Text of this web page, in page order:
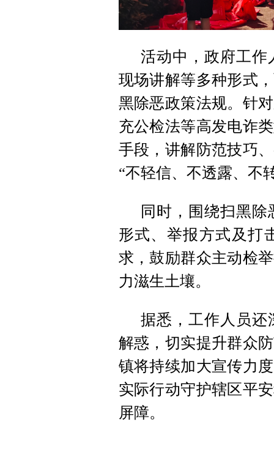
活动中，政府工作
现场讲解等多种形式
黑除恶政策法规。针
充公检法等高发电诈
手段，讲解防范技巧
“不轻信、不透露、不
同时，围绕扫黑
形式、举报方式及打
求，鼓励群众主动检
力滋生土壤。
据悉，工作人员还
解惑，切实提升群众
镇将持续加大宣传力
实际行动守护辖区平
屏障。